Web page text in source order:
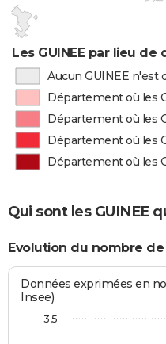
Les GUINEE par lieu de
Aucun GUINEE n'est
Département où les
Département où les
Département où les
Département où les
Qui sont les GUINEE
Evolution du nombre de
Données exprimées en
Insee)
3,5